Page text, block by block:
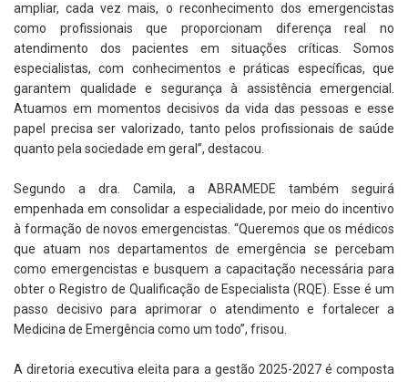
ampliar, cada vez mais, o reconhecimento dos emergencistas
como profissionais que proporcionam diferença real no
atendimento dos pacientes em situações críticas. Somos
especialistas, com conhecimentos e práticas específicas, que
garantem qualidade e segurança à assistência emergencial.
Atuamos em momentos decisivos da vida das pessoas e esse
papel precisa ser valorizado, tanto pelos profissionais de saúde
quanto pela sociedade em geral”, destacou.
Segundo a dra. Camila, a ABRAMEDE também seguirá
empenhada em consolidar a especialidade, por meio do incentivo
à formação de novos emergencistas. “Queremos que os médicos
que atuam nos departamentos de emergência se percebam
como emergencistas e busquem a capacitação necessária para
obter o Registro de Qualificação de Especialista (RQE). Esse é um
passo decisivo para aprimorar o atendimento e fortalecer a
Medicina de Emergência como um todo”, frisou.
A diretoria executiva eleita para a gestão 2025-2027 é composta